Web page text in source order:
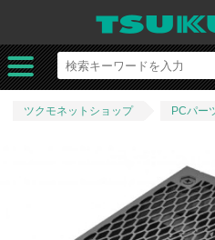
ツクモネットショップ PCパー